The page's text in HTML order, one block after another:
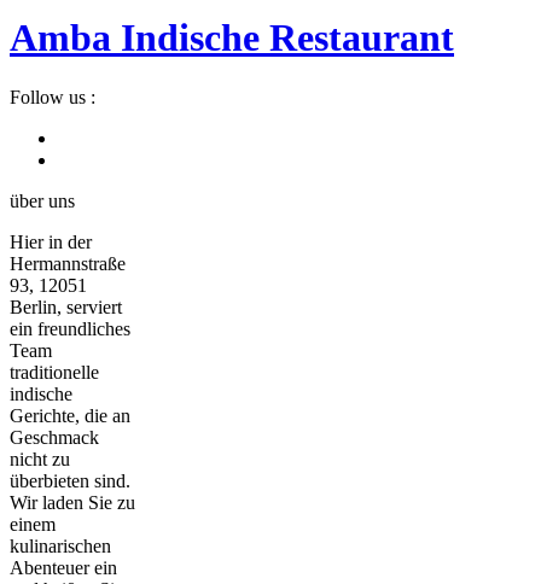
Amba Indische Restaurant
Follow us :
über uns
Hier in der
Hermannstraße
93, 12051
Berlin, serviert
ein freundliches
Team
traditionelle
indische
Gerichte, die an
Geschmack
nicht zu
überbieten sind.
Wir laden Sie zu
einem
kulinarischen
Abenteuer ein